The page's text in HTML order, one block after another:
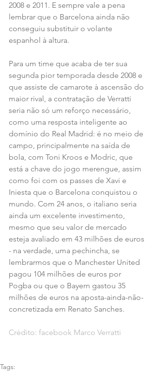
2008 e 2011. E sempre vale a pena
lembrar que o Barcelona ainda não
conseguiu substituir o volante
espanhol à altura.
Para um time que acaba de ter sua
segunda pior temporada desde 2008 e
que assiste de camarote à ascensão do
maior rival, a contratação de Verratti
seria não só um reforço necessário,
como uma resposta inteligente ao
domínio do Real Madrid: é no meio de
campo, principalmente na saída de
bola, com Toni Kroos e Modric, que
está a chave do jogo merengue, assim
como foi com os passes de Xavi e
Iniesta que o Barcelona conquistou o
mundo. Com 24 anos, o italiano seria
ainda um excelente investimento,
mesmo que seu valor de mercado
esteja avaliado em 43 milhões de euros
- na verdade, uma pechincha, se
lembrarmos que o Manchester United
pagou 104 milhões de euros por
Pogba ou que o Bayern gastou 35
milhões de euros na aposta-ainda-não-
concretizada em Renato Sanches.
Crédito: facebook Marco Verratti
Tags: